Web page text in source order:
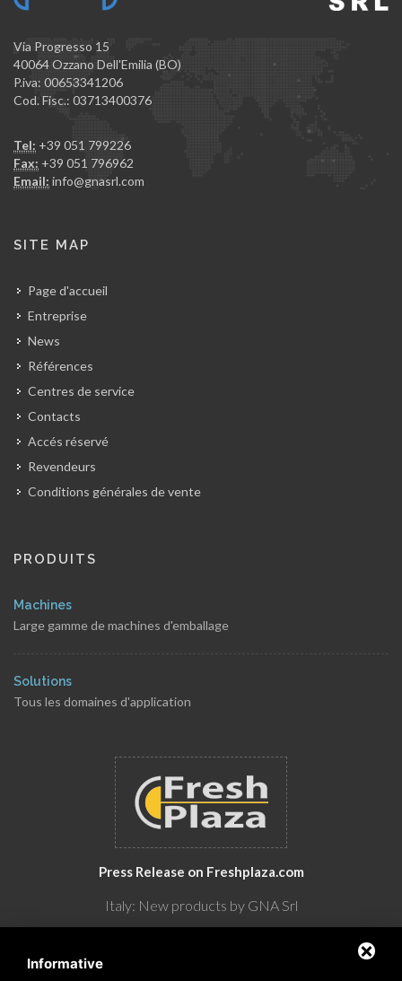
Via Progresso 15
40064 Ozzano Dell'Emilia (BO)
P.iva: 00653341206
Cod. Fisc.: 03713400376
Tel: +39 051 799226
Fax: +39 051 796962
Email: info@gnasrl.com
SITE MAP
Page d'accueil
Entreprise
News
Références
Centres de service
Contacts
Accés réservé
Revendeurs
Conditions générales de vente
PRODUITS
Machines
Large gamme de machines d'emballage
Solutions
Tous les domaines d'application
Press Release on Freshplaza.com
Italy: New products by GNA Srl
Informative